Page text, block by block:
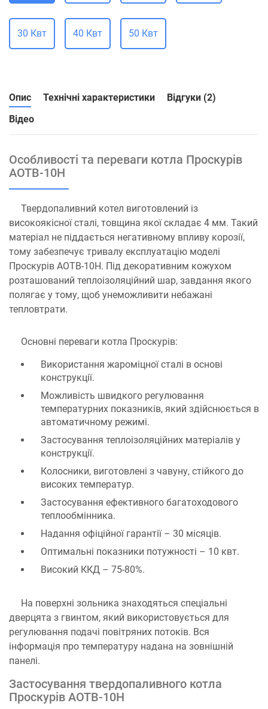
30 Квт 40 Квт 50 Квт
Опис Технічні характеристики
Відгуки (2)
Відео
Особливості та переваги котла Проскурів
АОТВ-10Н
Твердопаливний котел виготовлений із
високоякісної сталі, товщина якої складає 4 мм. Такий
матеріал не піддається негативному впливу корозії,
тому забезпечує тривалу експлуатацію моделі
Проскурів АОТВ-10Н. Під декоративним кожухом
розташований теплоізоляційний шар, завдання якого
полягає у тому, щоб унеможливити небажані
тепловтрати.
Основні переваги котла Проскурів:
Використання жароміцної сталі в основі
конструкції.
Можливість швидкого регулювання
температурних показників, який здійснюється в
автоматичному режимі.
Застосування теплоізоляційних матеріалів у
конструкції.
Колосники, виготовлені з чавуну, стійкого до
високих температур.
Застосування ефективного багатоходового
теплообмінника.
Надання офіційної гарантії – 30 місяців.
Оптимальні показники потужності – 10 квт.
Високий ККД – 75-80%.
На поверхні зольника знаходяться спеціальні
дверцята з гвинтом, який використовується для
регулювання подачі повітряних потоків. Вся
інформація про температуру надана на зовнішній
панелі.
Застосування твердопаливного котла
Проскурів АОТВ-10Н